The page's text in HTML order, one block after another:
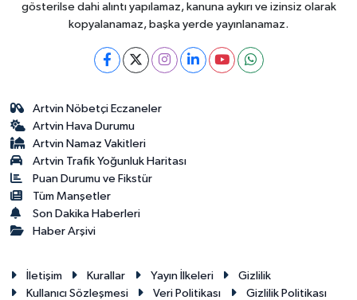
gösterilse dahi alıntı yapılamaz, kanuna aykırı ve izinsiz olarak
kopyalanamaz, başka yerde yayınlanamaz.
Artvin Nöbetçi Eczaneler
Artvin Hava Durumu
Artvin Namaz Vakitleri
Artvin Trafik Yoğunluk Haritası
Puan Durumu ve Fikstür
Tüm Manşetler
Son Dakika Haberleri
Haber Arşivi
İletişim Kurallar Yayın İlkeleri
Gizlilik
Kullanıcı Sözleşmesi
Veri Politikası
Gizlilik Politikası